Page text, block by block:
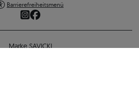
Barrierefreiheitsmenü
Marke SAVICKI